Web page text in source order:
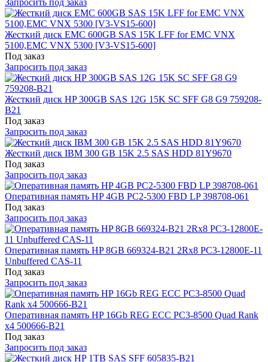
Жесткий диск EMC 600GB SAS 15K LFF for EMC VNX
5100,EMC VNX 5300 [V3-VS15-600]
Под заказ
Запросить под заказ
Жесткий диск HP 300GB SAS 12G 15K SC SFF G8 G9 759208-
B21
Под заказ
Запросить под заказ
Жесткий диск IBM 300 GB 15K 2.5 SAS HDD 81Y9670
Под заказ
Запросить под заказ
Оперативная память HP 4GB PC2-5300 FBD LP 398708-061
Под заказ
Запросить под заказ
Оперативная память HP 8GB 669324-B21 2Rx8 PC3-12800E-11
Unbuffered CAS-11
Под заказ
Запросить под заказ
Оперативная память HP 16Gb REG ECC PC3-8500 Quad Rank
x4 500666-B21
Под заказ
Запросить под заказ